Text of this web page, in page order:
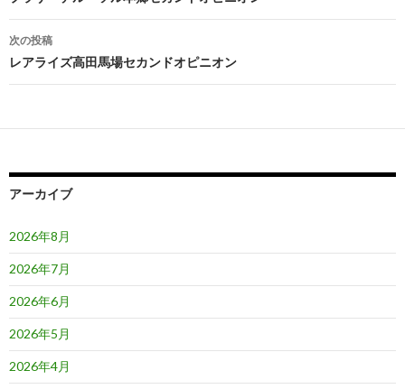
ナ
ビ
ゲ
ー
ョ
次の投稿
レアライズ高田馬場セカンドオピニオン
アーカイブ
2026年8月
2026年7月
2026年6月
2026年5月
2026年4月